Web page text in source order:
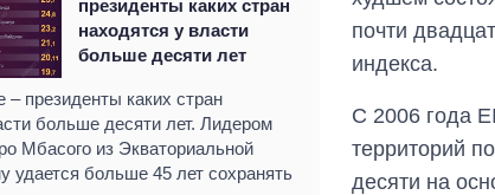
президенты каких стран
находятся у власти
больше десяти лет
президенты каких стран
больше десяти лет. Лидером
Мбасого из Экваториальной
удается больше 45 лет сохранять
почти
индекса.
С 2006 года
территорий
десяти на